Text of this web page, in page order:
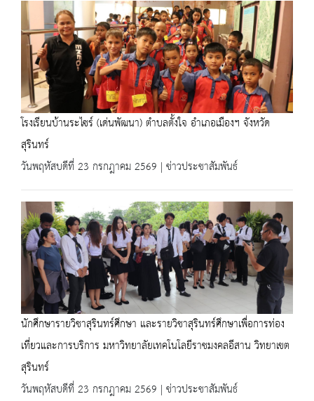
โรงเรียนบ้านระไซร์ (เด่นพัฒนา) ตำบลตั้งใจ อำเภอเมืองฯ จังหวัด
สุรินทร์
วันพฤหัสบดีที่ 23 กรกฎาคม 2569 | ข่าวประชาสัมพันธ์
นักศึกษารายวิชาสุรินทร์ศึกษา และรายวิชาสุรินทร์ศึกษาเพื่อการท่อง
เที่ยวและการบริการ มหาวิทยาลัยเทคโนโลยีราชมงคลอีสาน วิทยาเขต
สุรินทร์
วันพฤหัสบดีที่ 23 กรกฎาคม 2569 | ข่าวประชาสัมพันธ์